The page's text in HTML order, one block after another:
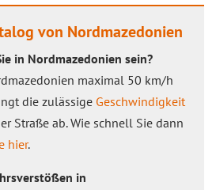
von Nordmazedonien
in Nordmazedonien sein?
maximal 50 km/h
die zulässige Geschwindigkeit
Straße ab. Wie schnell Sie dann
hier.
in